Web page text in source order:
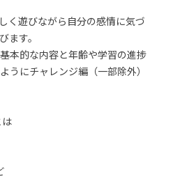
く遊びながら自分の感情に気づ
ます。
本的な内容と年齢や学習の進捗
うにチャレンジ編（一部除外）